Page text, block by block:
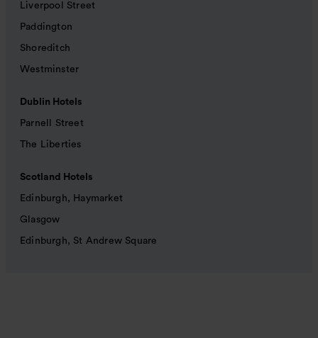
Liverpool Street
Paddington
Shoreditch
Westminster
Dublin Hotels
Parnell Street
The Liberties
Scotland Hotels
Edinburgh, Haymarket
Glasgow
Edinburgh, St Andrew Square